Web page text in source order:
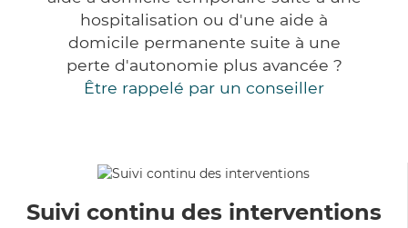
hospitalisation ou d'une aide à
domicile permanente suite à une
perte d'autonomie plus avancée ?
Être rappelé par un conseiller
Suivi continu des interventions